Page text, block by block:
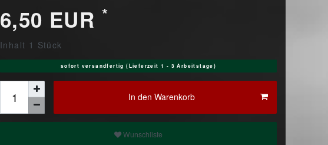
6,50 EUR *
Inhalt 1 Stück
sofort versandfertig (Lieferzeit 1 - 3 Arbeitstage)
In den Warenkorb
Wunschliste